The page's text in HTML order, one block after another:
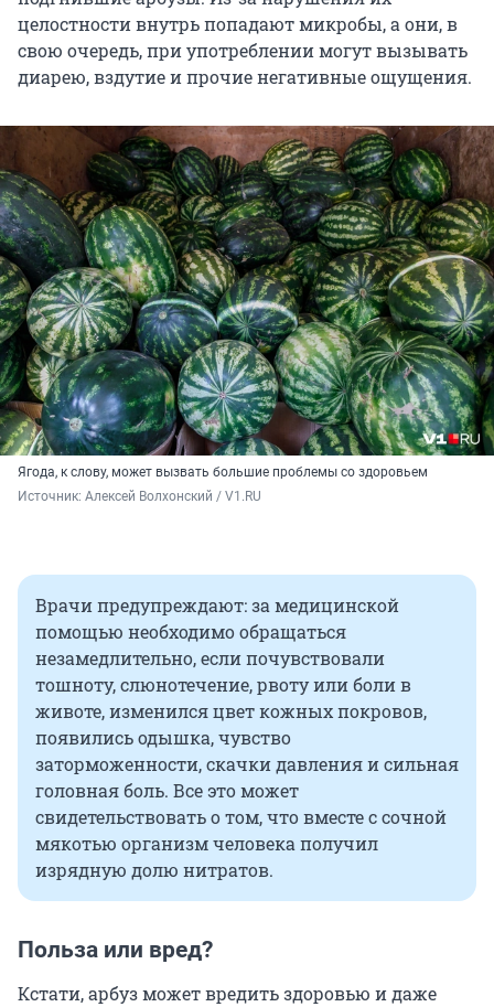
целостности внутрь попадают микробы, а они, в
свою очередь, при употреблении могут вызывать
диарею, вздутие и прочие негативные ощущения.
Ягода, к слову, может вызвать большие проблемы со здоровьем
Источник: Алексей Волхонский / V1.RU
Врачи предупреждают: за медицинской
помощью необходимо обращаться
незамедлительно, если почувствовали
тошноту, слюнотечение, рвоту или боли в
животе, изменился цвет кожных покровов,
появились одышка, чувство
заторможенности, скачки давления и сильная
головная боль. Все это может
свидетельствовать о том, что вместе с сочной
мякотью организм человека получил
изрядную долю нитратов.
Польза или вред?
Кстати, арбуз может вредить здоровью и даже